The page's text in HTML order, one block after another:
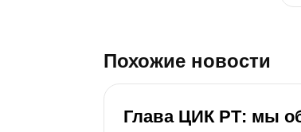
Похожие новости
Глава ЦИК РТ: мы